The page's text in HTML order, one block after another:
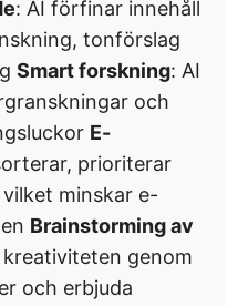
: AI förfinar innehåll
tonförslag
Smart forskning: AI
och
E-
prioriterar
minskar e-
Brainstorming av
genom
och erbjuda